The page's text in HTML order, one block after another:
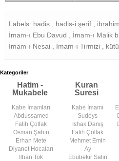
Labels: hadis , hadis-i şerif ,
İmam-ı Ebu Davud , İmam-ı Malik
İmam-ı Nesai , İmam-ı Tirmizi ,
Kategoriler
Hatim -
Mukabele
Kuran
Suresi
Kabe İmamları
Abdussamed
Fatih Çollak
Osman Şahin
Erhan Mete
Diyanet Hocaları
İlhan Tok
Kabe İmamı
Sudeys
İshak Danış
Fatih Çollak
Mehmet Emin
Ay
Ebubekir Satıri